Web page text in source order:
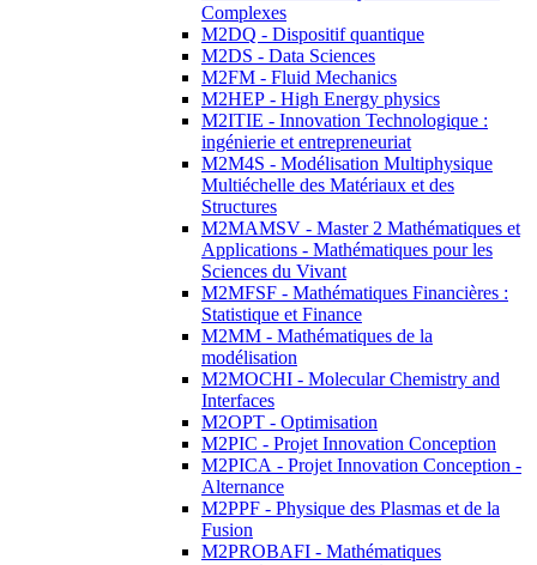
Complexes
M2DQ - Dispositif quantique
M2DS - Data Sciences
M2FM - Fluid Mechanics
M2HEP - High Energy physics
M2ITIE - Innovation Technologique :
ingénierie et entrepreneuriat
M2M4S - Modélisation Multiphysique
Multiéchelle des Matériaux et des
Structures
M2MAMSV - Master 2 Mathématiques et
Applications - Mathématiques pour les
Sciences du Vivant
M2MFSF - Mathématiques Financières :
Statistique et Finance
M2MM - Mathématiques de la
modélisation
M2MOCHI - Molecular Chemistry and
Interfaces
M2OPT - Optimisation
M2PIC - Projet Innovation Conception
M2PICA - Projet Innovation Conception -
Alternance
M2PPF - Physique des Plasmas et de la
Fusion
M2PROBAFI - Mathématiques